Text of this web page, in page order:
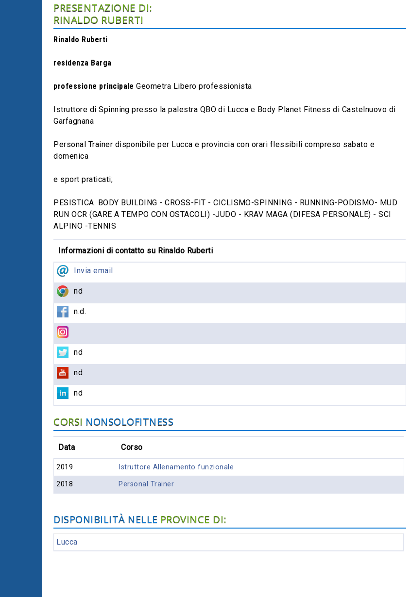
PRESENTAZIONE DI:
RINALDO RUBERTI
Rinaldo Ruberti
residenza Barga
professione principaleGeometra Libero professionista
Istruttore di Spinning presso la palestra QBO di Lucca e Body Planet Fitness di Castelnuovo di
Garfagnana
Personal Trainer disponibile per Lucca e provincia con orari flessibili compreso sabato e
domenica
e sport praticati;
PESISTICA. BODY BUILDING - CROSS-FIT - CICLISMO-SPINNING - RUNNING-PODISMO- MUD
RUN OCR (GARE A TEMPO CON OSTACOLI) -JUDO - KRAV MAGA (DIFESA PERSONALE) - SCI
ALPINO -TENNIS
Informazioni di contatto su Rinaldo Ruberti
Invia email
nd
n.d.
nd
nd
nd
CORSI NONSOLOFITNESS
Data Corso
2019 Istruttore Allenamento funzionale
2018 Personal Trainer
DISPONIBILITÀ NELLE PROVINCE DI:
Lucca